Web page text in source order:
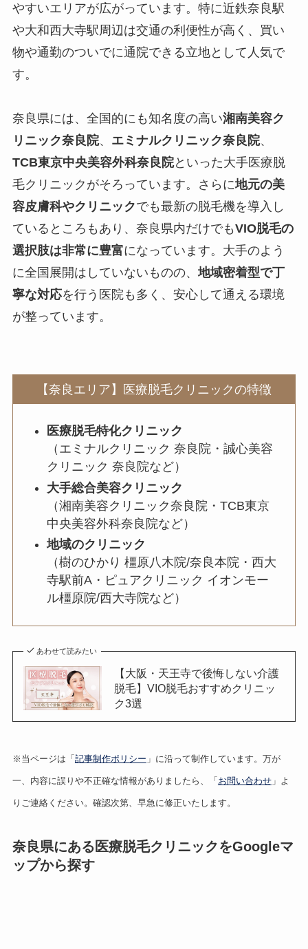
やすいエリアが広がっています。特に近鉄奈良駅
や大和西大寺駅周辺は交通の利便性が高く、買い
物や通勤のついでに通院できる立地として人気で
す。
奈良県には、全国的にも知名度の高い湘南美容ク
リニック奈良院、 エミナルクリニック奈良院、
TCB東京中央美容外科奈良院といった大手医療脱
毛クリニックがそろっています。さらに地元の美
容皮膚科やクリニックでも最新の脱毛機を導入し
ているところもあり、奈良県内だけでもVIO脱毛の
選択肢は非常に豊富になっています。大手のよう
に全国展開はしていないものの、地域密着型で丁
寧な対応を行う医院も多く、安心して通える環境
が整っています。
【奈良エリア】医療脱毛クリニックの特徴
医療脱毛特化クリニック
（エミナルクリニック 奈良院・誠心美容
クリニック 奈良院など）
大手総合美容クリニック
（湘南美容クリニック奈良院・TCB東京
中央美容外科奈良院など）
地域のクリニック
（樹のひかり 橿原八木院/奈良本院・西大
寺駅前A・ピュアクリニック イオンモー
ル橿原院/西大寺院など）
あわせて読みたい
【大阪・天王寺で後悔しない介護
脱毛】VIO脱毛おすすめクリニッ
ク3選
※当ページは「 記事制作ポリシー 」に沿って制作しています。万が
一、内容に誤りや不正確な情報がありましたら、「 お問い合わせ」よ
りご連絡ください。確認次第、早急に修正いたします。
奈良県にある医療脱毛クリニックをGoogleマ
ップから探す